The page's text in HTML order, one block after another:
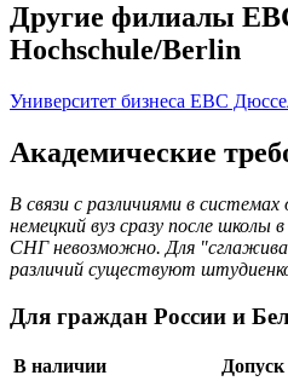
Другие филиалы
Hochschule/Berlin
Университет бизнеса EBC
Академические
В связи с различиями в системах
немецкий вуз сразу после школы
СНГ невозможно. Для
различий существуют
Для граждан России и
В наличии